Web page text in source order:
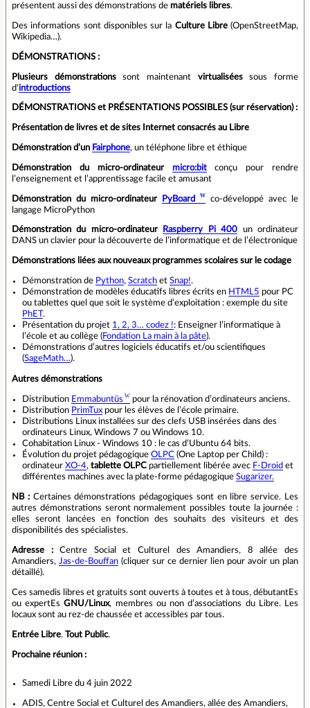
présentent aussi des démonstrations de matériels libres.
Des informations sont disponibles sur la Culture Libre(OpenStreetMap,
Wikipedia…).
DÉMONSTRATIONS :
Plusieurs démonstrationssont maintenant virtualiséessous forme
d'introductions
DÉMONSTRATIONS et PRÉSENTATIONS POSSIBLES (sur réservation) :
Présentation de livres et de sites Internet consacrés au Libre
Démonstration d’un Fairphone, un téléphone libre et éthique
Démonstration du micro-ordinateur micro:bitconçu pour rendre
l’enseignement et l’apprentissage facile et amusant
Démonstration du micro-ordinateur PyBoard
co-développé avec le
langage MicroPython
Démonstration du micro-ordinateur Raspberry Pi 400 un ordinateur
DANS un clavier pour la découverte de l’informatique et de l’électronique
Démonstrations liées aux nouveaux programmes scolaires sur le codage
Démonstration de Python, Scratch et Snap!.
Démonstration de modèles éducatifs libres écrits en HTML5 pour PC
ou tablettes quel que soit le système d’exploitation : exemple du site
PhET.
Présentation du projet 1, 2, 3… codez !: Enseigner l’informatique à
l’école et au collège (Fondation La main à la pâte).
Démonstrations d’autres logiciels éducatifs et/ou scientifiques
(SageMath…).
Autres démonstrations
Distribution Emmabuntüs
pour la rénovation d’ordinateurs anciens.
Distribution PrimTux pour les élèves de l’école primaire.
Distributions Linux installées sur des clefs USB insérées dans des
ordinateurs Linux, Windows 7 ou Windows 10.
Cohabitation Linux - Windows 10 : le cas d’Ubuntu 64 bits.
Évolution du projet pédagogique OLPC (One Laptop per Child) :
ordinateur XO-4, tablette OLPC partiellement libérée avec F-Droid et
différentes machines avec la plate-forme pédagogique Sugarizer.
NB :Certaines démonstrations pédagogiques sont en libre service. Les
autres démonstrations seront normalement possibles toute la journée :
elles seront lancées en fonction des souhaits des visiteurs et des
disponibilités des spécialistes.
Adresse :Centre Social et Culturel des Amandiers, 8 allée des
Amandiers, Jas-de-Bouffan (cliquer sur ce dernier lien pour avoir un plan
détaillé).
Ces samedis libres et gratuits sont ouverts à toutes et à tous, débutantEs
ou expertEsGNU/Linux, membres ou non d’associations du Libre. Les
locaux sont au rez-de chaussée et accessibles par tous.
Entrée Libre. Tout Public.
Prochaine réunion :
Samedi Libre du 4 juin 2022
ADIS, Centre Social et Culturel des Amandiers, allée des Amandiers,